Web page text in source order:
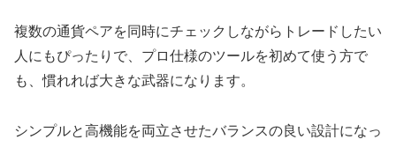
複数の通貨ペアを同時にチェックしながらトレードしたい
人にもぴったりで、プロ仕様のツールを初めて使う方で
も、慣れれば大きな武器になります。
シンプルと高機能を両立させたバランスの良い設計になっ